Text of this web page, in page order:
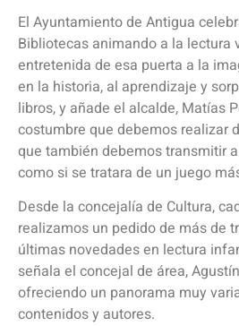
El Ayuntamiento de Antigua
Bibliotecas animando a la lectura
entretenida de esa puerta a la
en la historia, al aprendizaje y
libros, y añade el alcalde, Matías
costumbre que debemos realizar
que también debemos transmitir
como si se tratara de un juego
Desde la concejalía de Cultura,
realizamos un pedido de más de
últimas novedades en lectura
señala el concejal de área,
ofreciendo un panorama muy
contenidos y autores.